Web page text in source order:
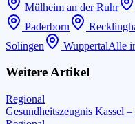
Mülheim an der Ruhr
Paderborn
Solingen
WuppertalAlle
Weitere Artikel
Regional
Gesundheitszeugnis Kassel